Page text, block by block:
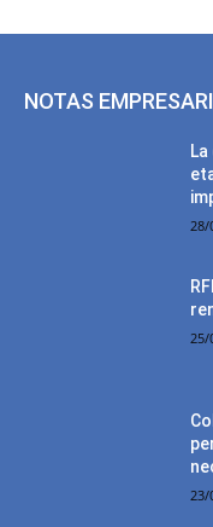
NOTAS
28/
25/
23/